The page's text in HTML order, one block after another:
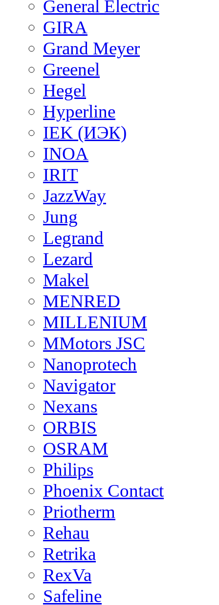
General Electric
GIRA
Grand Meyer
Greenel
Hegel
Hyperline
IEK (ИЭК)
INOA
IRIT
JazzWay
Jung
Legrand
Lezard
Makel
MENRED
MILLENIUM
MMotors JSC
Nanoprotech
Navigator
Nexans
ORBIS
OSRAM
Philips
Phoenix Contact
Priotherm
Rehau
Retrika
RexVa
Safeline